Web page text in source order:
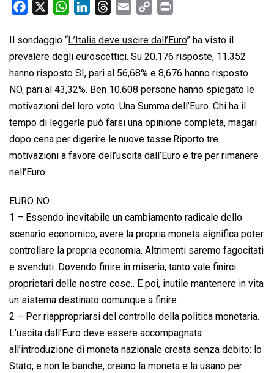
c
e
b
o
o
k
W
a
t
s
A
p
p
n
k
e
d
I
n
r
e
a
d
s
a
i
l
p
y
L
i
n
k
i
n
t
Il sondaggio “L’Italia deve uscire dall’Euro” ha visto il
prevalere degli euroscettici. Su 20.176 risposte, 11.352
hanno risposto SI, pari al 56,68% e 8,676 hanno risposto
NO, pari al 43,32%. Ben 10.608 persone hanno spiegato le
motivazioni del loro voto. Una Summa dell’Euro. Chi ha il
tempo di leggerle può farsi una opinione completa, magari
dopo cena per digerire le nuove tasse.Riporto tre
motivazioni a favore dell’uscita dall’Euro e tre per rimanere
nell’Euro.
EURO NO
1 – Essendo inevitabile un cambiamento radicale dello
scenario economico, avere la propria moneta significa poter
controllare la propria economia. Altrimenti saremo fagocitati
e svenduti. Dovendo finire in miseria, tanto vale finirci
proprietari delle nostre cose.. E poi, inutile mantenere in vita
un sistema destinato comunque a finire
2 – Per riappropriarsi del controllo della politica monetaria.
L’uscita dall’Euro deve essere accompagnata
all’introduzione di moneta nazionale creata senza debito: lo
Stato, e non le banche, creano la moneta e la usano per